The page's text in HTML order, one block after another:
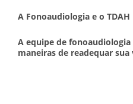
A Fonoaudiologia e o TDAH
A equipe de fonoaudiologia
maneiras de readequar sua